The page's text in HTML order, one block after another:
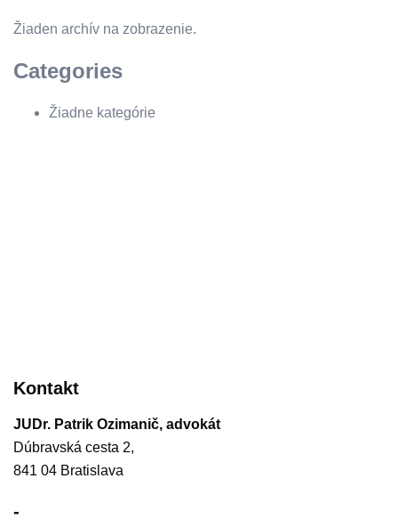
Žiaden archív na zobrazenie.
Categories
Žiadne kategórie
Kontakt
JUDr. Patrik Ozimanič, advokát
Dúbravská cesta 2,
841 04 Bratislava
-